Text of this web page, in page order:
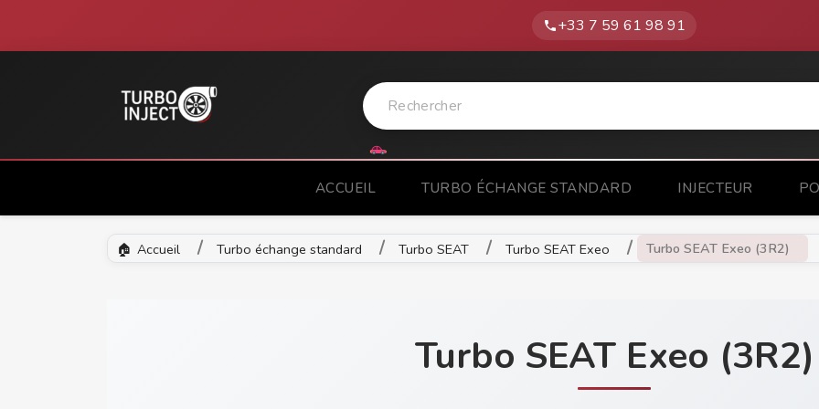
phone+33 7 59 61 98 91
ACCUEIL TURBO ÉCHANGE STANDARD INJECTEUR
Accueil Turbo échange standard Turbo SEAT Turbo SEAT Exeo Turbo SEAT Exeo (3R2)
Turbo SEAT Exeo (3R2)